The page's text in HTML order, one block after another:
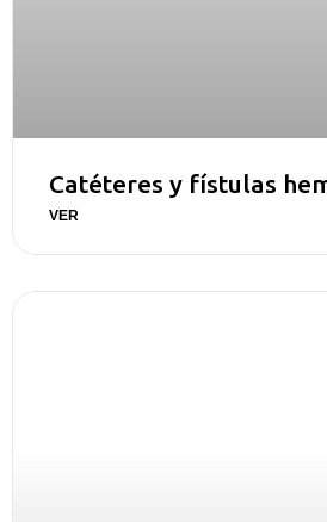
Catéteres y fístulas
VER